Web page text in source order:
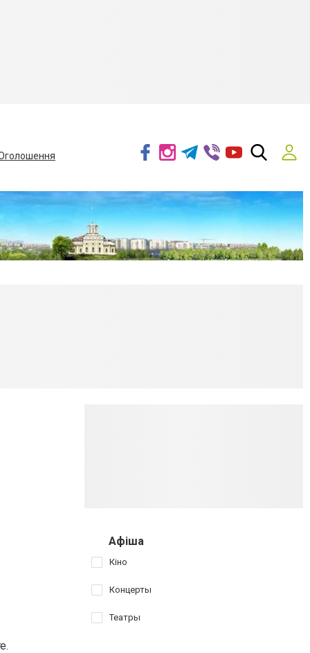
Афіша
Кіно
Концерты
Театры